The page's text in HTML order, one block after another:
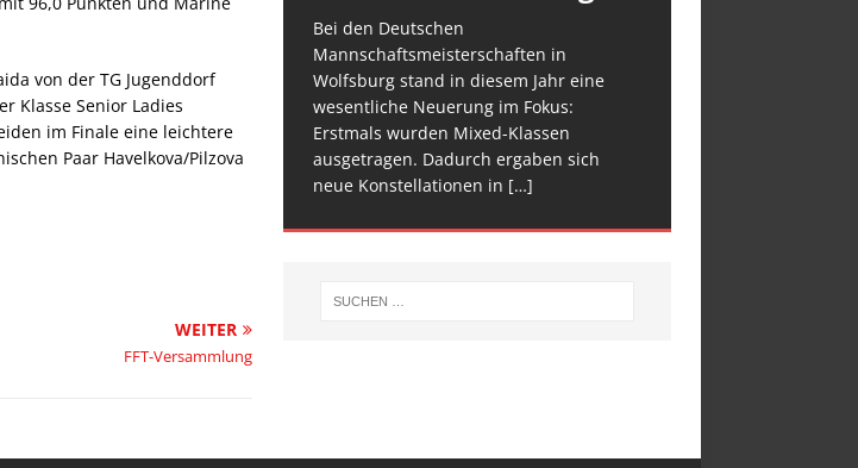
von der TG Jugenddorf
Klasse Senior Ladies
im Finale eine leichtere
Paar Havelkova/Pilzova
WEITER
FFT-Versammlung
Bei den Deutschen
Mannschaftsmeisterschaften in
Wolfsburg stand in diesem Jahr eine
wesentliche Neuerung im Fokus:
Erstmals wurden Mixed-Klassen
ausgetragen. Dadurch ergaben sich
neue Konstellationen in […]